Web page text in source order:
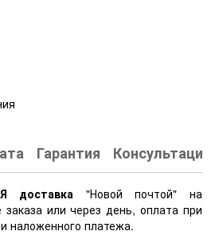
Гарантия Консультация
доставка "Новой почтой" на
или через день, оплата при
наложенного платежа.